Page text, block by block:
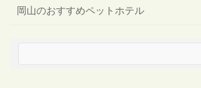
岡山のおすすめペットホテル